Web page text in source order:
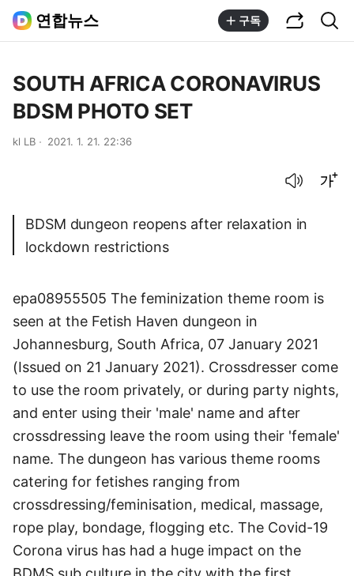
연합뉴스 구독
SOUTH AFRICA CORONAVIRUS
BDSM PHOTO SET
kl LB 2021. 1. 21. 22:36
BDSM dungeon reopens after relaxation in
lockdown restrictions
epa08955505 The feminization theme room is
seen at the Fetish Haven dungeon in
Johannesburg, South Africa, 07 January 2021
(Issued on 21 January 2021). Crossdresser come
to use the room privately, or during party nights,
and enter using their 'male' name and after
crossdressing leave the room using their 'female'
name. The dungeon has various theme rooms
catering for fetishes ranging from
crossdressing/feminisation, medical, massage,
rope play, bondage, flogging etc. The Covid-19
Corona virus has had a huge impact on the